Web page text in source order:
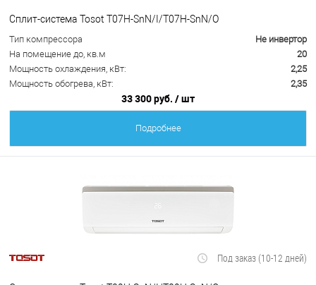
Сплит-система Tosot T07H-SnN/I/T07H-SnN/O
Тип компрессора
Не инвертор
На помещение до, кв.м
20
Мощность охлаждения, кВт:
2,25
Мощность обогрева, кВт:
2,35
33 300 руб. / шт
Подробнее
Под заказ (10-12 дней)